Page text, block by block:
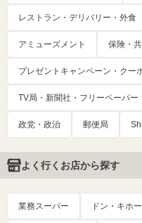
レストラン・デリバリー・外食
アミューズメント 保険・
プレゼントキャンペーン・クー
TV局・新聞社・フリーペーパー
政党・政治 郵便局
よく行くお店から探す
業務スーパー ドン・キホ